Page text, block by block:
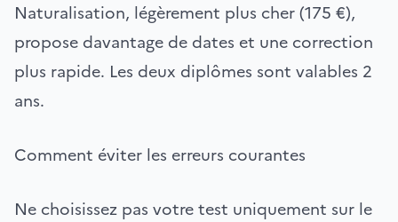
Naturalisation, légèrement plus cher (175 €),
propose davantage de dates et une correction
plus rapide. Les deux diplômes sont valables 2
ans.
Comment éviter les erreurs courantes
Ne choisissez pas votre test uniquement sur le